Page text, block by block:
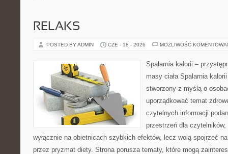
RELAKS
POSTED BY ADMIN CZE - 18 - 2026 MOŻLIWOŚĆ
Spalarnia kalorii –
masy ciała Spalarnia
stworzony z myślą o
uporządkować temat
czytelnych informacji
przestrzeń dla
wyłącznie na obietnicach szybkich efektów, lecz wolą spojrzeć
przez pryzmat diety. Strona porusza tematy, które mogą